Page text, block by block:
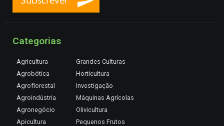
Categorias
Agricultura
Agrobótica
Agroflorestal
Agroindústria
Agronegócio
Apicultura
Grandes Culturas
Horticultura
Investigação
Máquinas Agrícolas
Olivicultura
Pequenos Frutos